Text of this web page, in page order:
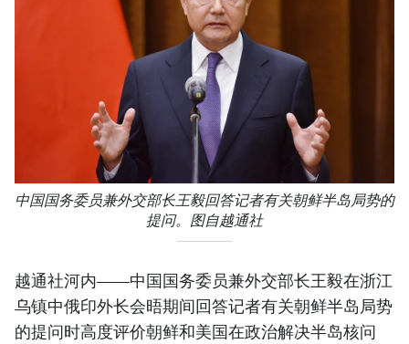
中国国务委员兼外交部长王毅回答记者有关朝鲜半岛局势的
提问。图自越通社
越通社河内——中国国务委员兼外交部长王毅在浙江
乌镇中俄印外长会晤期间回答记者有关朝鲜半岛局势
的提问时高度评价朝鲜和美国在政治解决半岛核问